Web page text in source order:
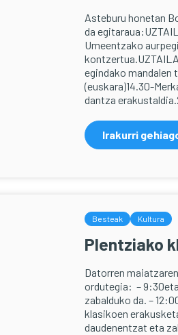
Asteburu honetan
da
Umeentzako
egindako mandalen
(euskara)14.30-
dantza
Irakurri
Besteak Kultura
Plentziako
Datorren
ordutegia: –
zabalduko da. –
klasikoen
daudenentzat eta